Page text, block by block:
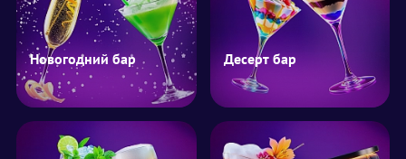
Новогодний бар Десерт бар